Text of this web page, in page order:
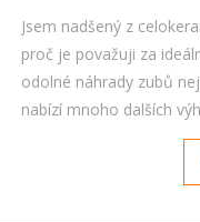
Jsem nadšený z
proč je považuji za
odolné náhrady zubů
nabízí mnoho dalších
svět celokeramických